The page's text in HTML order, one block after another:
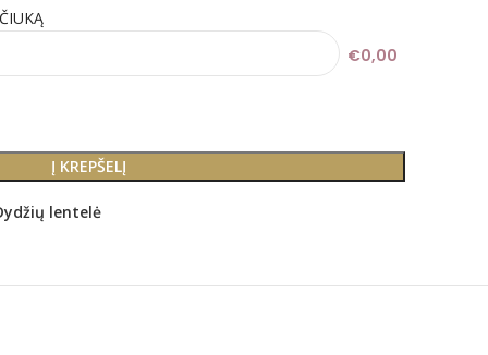
€0,00
Į KREPŠELĮ
lentelė